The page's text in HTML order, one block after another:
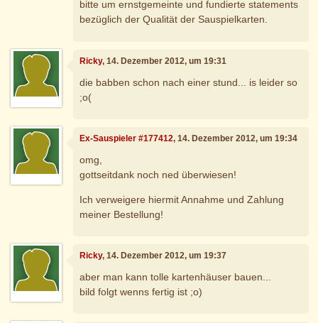
bitte um ernstgemeinte und fundierte statements
bezüglich der Qualität der Sauspielkarten.
Ricky, 14. Dezember 2012, um 19:31
die babben schon nach einer stund... is leider so
;o(
Ex-Sauspieler #177412, 14. Dezember 2012, um 19:34
omg,
gottseitdank noch ned überwiesen!
Ich verweigere hiermit Annahme und Zahlung
meiner Bestellung!
Ricky, 14. Dezember 2012, um 19:37
aber man kann tolle kartenhäuser bauen...
bild folgt wenns fertig ist ;o)